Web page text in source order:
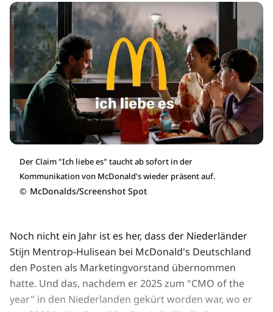
Der Claim "Ich liebe es" taucht ab sofort in der
Kommunikation von McDonald's wieder präsent auf.
© McDonalds/Screenshot Spot
Noch nicht ein Jahr ist es her, dass der Niederländer
Stijn Mentrop-Hulisean bei McDonald's Deutschland
den Posten als Marketingvorstand übernommen
hatte. Und das, nachdem er 2025 zum "CMO of the
year" in den Niederlanden gekürt worden war, wo er